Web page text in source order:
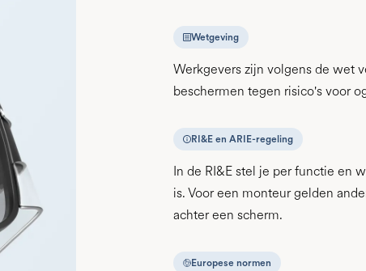
Wetgeving
Werkgevers zijn volgens de wet
beschermen tegen risico's voor
RI&E en ARIE-regeling
In de RI&E stel je per functie en
is. Voor een monteur gelden
achter een scherm.
Europese normen